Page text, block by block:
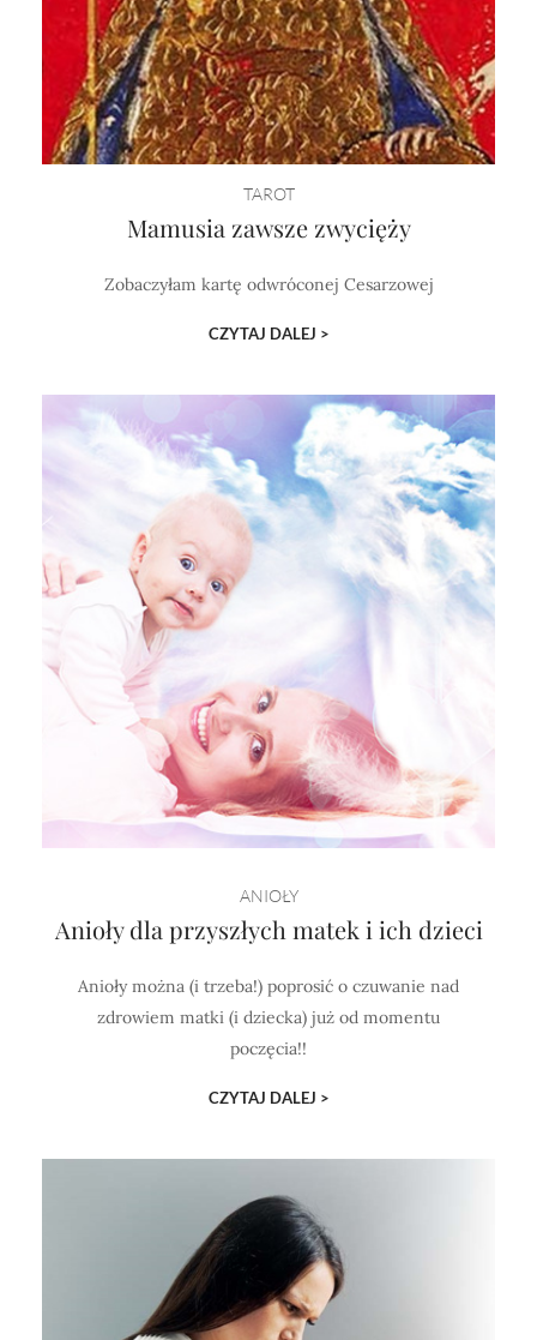
TAROT
Mamusia zawsze zwycięży
Zobaczyłam kartę odwróconej Cesarzowej
CZYTAJ DALEJ >
ANIOŁY
Anioły dla przyszłych matek i ich dzieci
Anioły można (i trzeba!) poprosić o czuwanie nad
zdrowiem matki (i dziecka) już od momentu
poczęcia!!
CZYTAJ DALEJ >